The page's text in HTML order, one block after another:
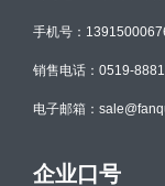
手机号：
销售电话：0519-
电子邮箱：
企业口号